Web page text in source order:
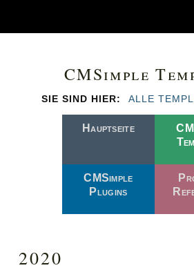
CMSimple
SIE SIND HIER: ALLE
Hauptseite
CMSimple
Plugins
2020